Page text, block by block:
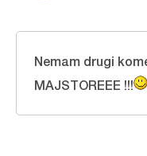
Nemam drugi
MAJSTOREEE !!!